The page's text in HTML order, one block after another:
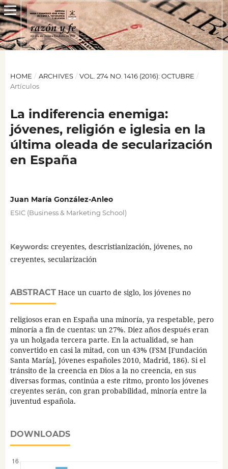
HOME / ARCHIVES / VOL. 274 NO. 1416 (2016): OCTUBRE /
Artículos
La indiferencia enemiga:
jóvenes, religión e iglesia en la
última oleada de secularización
en España
Juan María González-Anleo
ESIC (Business & Marketing School)
Keywords: creyentes, descristianización, jóvenes, no
creyentes, secularización
ABSTRACTHace un cuarto de siglo, los jóvenes no
religiosos eran en España una minoría, ya respetable, pero
minoría a fin de cuentas: un 27%. Diez años después eran
ya un holgada tercera parte. En la actualidad, se han
convertido en casi la mitad, con un 43% (FSM [Fundación
Santa María], Jóvenes españoles 2010, Madrid, 186). Si el
tránsito de la creencia en Dios a la no creencia, en sus
diversas formas, continúa a este ritmo, pronto los jóvenes
creyentes serán, con gran probabilidad, minoría entre la
juventud española.
DOWNLOADS